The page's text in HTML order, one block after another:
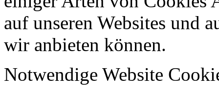
auf unseren Websites und
wir anbieten können.
Notwendige Website